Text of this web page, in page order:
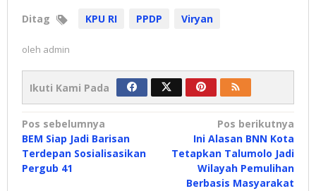
Ditag KPU RI PPDP Viryan
oleh admin
Ikuti Kami Pada
Navigasi
pos
Pos sebelumnya
BEM Siap Jadi Barisan
Terdepan Sosialisasikan
Pergub 41
Pos berikutnya
Ini Alasan BNN Kota
Tetapkan Talumolo Jadi
Wilayah Pemulihan
Berbasis Masyarakat